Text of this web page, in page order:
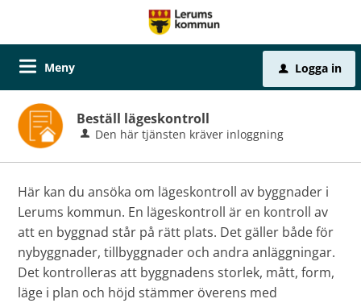
Meny u Logga in
Beställ lägeskontroll
Den här tjänsten kräver inloggning
Här kan du ansöka om lägeskontroll av byggnader i
Lerums kommun. En lägeskontroll är en kontroll av
att en byggnad står på rätt plats. Det gäller både för
nybyggnader, tillbyggnader och andra anläggningar.
Det kontrolleras att byggnadens storlek, mått, form,
läge i plan och höjd stämmer överens med